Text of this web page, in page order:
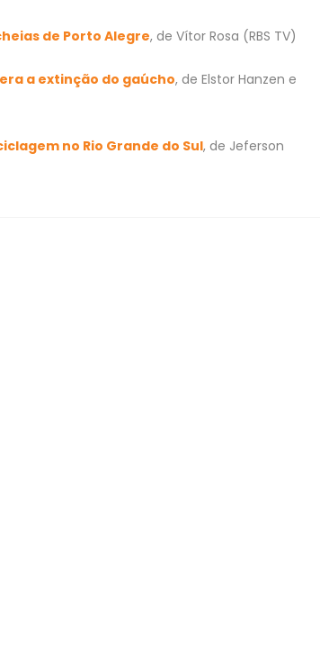
de Porto Alegre, de Vítor Rosa (RBS TV)
a extinção do gaúcho, de Elstor Hanzen e
no Rio Grande do Sul, de Jeferson